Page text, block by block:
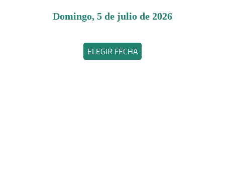
domingo, 5 de julio de 2026
ELEGIR FECHA